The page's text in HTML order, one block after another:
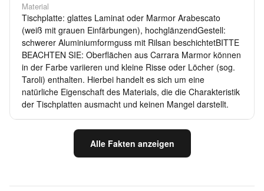
Material
Tischplatte: glattes Laminat oder Marmor Arabescato
(weiß mit grauen Einfärbungen), hochglänzendGestell:
schwerer Aluminiumformguss mit Rilsan beschichtetBITTE
BEACHTEN SIE: Oberflächen aus Carrara Marmor können
in der Farbe variieren und kleine Risse oder Löcher (sog.
Taroli) enthalten. Hierbei handelt es sich um eine
natürliche Eigenschaft des Materials, die die Charakteristik
der Tischplatten ausmacht und keinen Mangel darstellt.
Alle Fakten anzeigen